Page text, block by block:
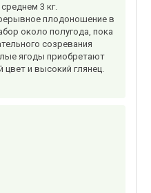
3 кг.
плодоношение в
около полугода, пока
созревания
ягоды приобретают
и высокий глянец.